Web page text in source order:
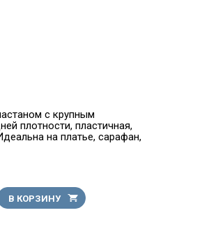
с крупным
плотности, пластичная,
на платье, сарафан,
В КОРЗИНУ